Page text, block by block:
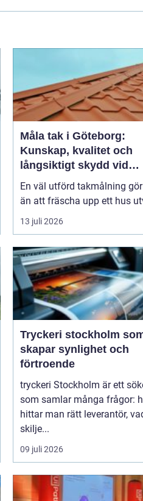
Måla tak i Göteborg:
Kunskap, kvalitet och
långsiktigt skydd vid
takmålning i Göteborg
En väl utförd takmålning
än att fräscha upp ett hus
13 juli 2026
Tryckeri stockholm
skapar synlighet och
förtroende
tryckeri Stockholm är ett
som samlar många frågor:
hittar man rätt leverantör,
skilje...
09 juli 2026